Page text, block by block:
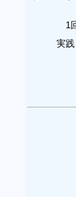
1
実